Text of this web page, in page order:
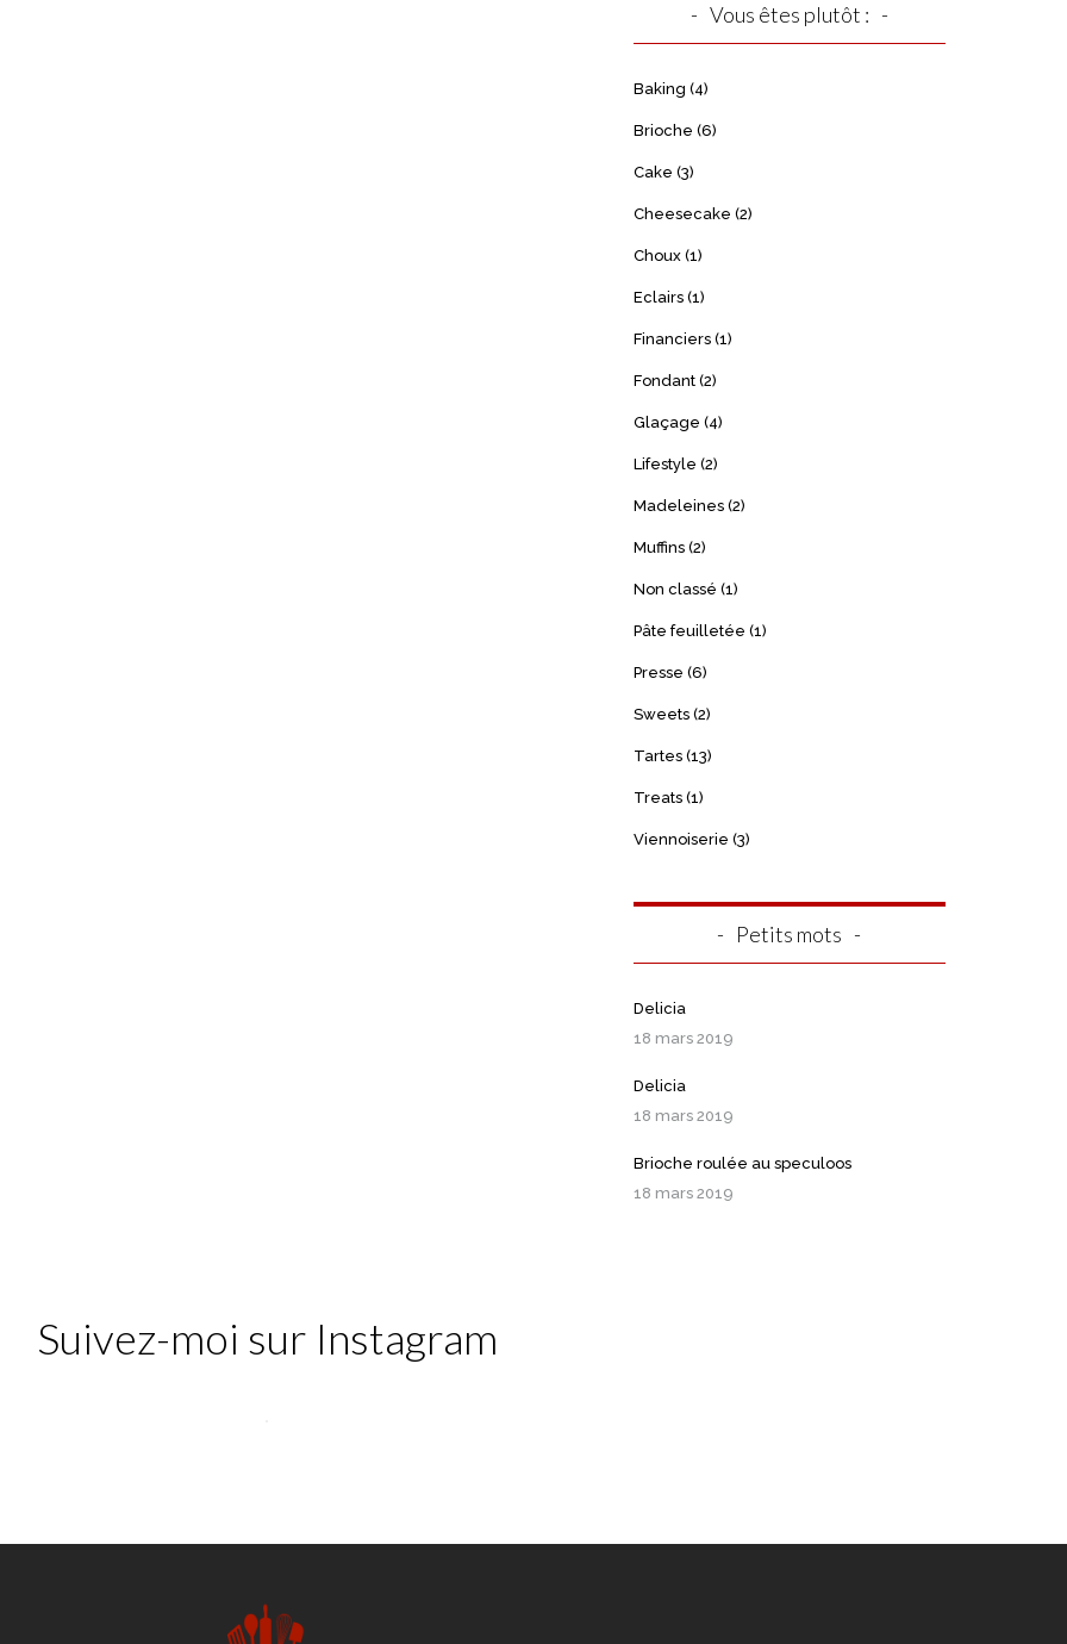
Vous êtes plutôt :
Baking (4)
Brioche (6)
Cake (3)
Cheesecake (2)
Choux(1)
Eclairs(1)
Financiers(1)
Fondant(2)
Glaçage (4)
Lifestyle (2)
Madeleines(2)
Muffins(2)
Non classé (1)
Pâte feuilletée (1)
Presse (6)
Sweets(2)
Tartes(13)
Treats(1)
Viennoiserie (3)
Petits mots
Delicia
18 mars 2019
Delicia
18 mars 2019
Brioche roulée au speculoos
18 mars 2019
Suivez-moi sur Instagram